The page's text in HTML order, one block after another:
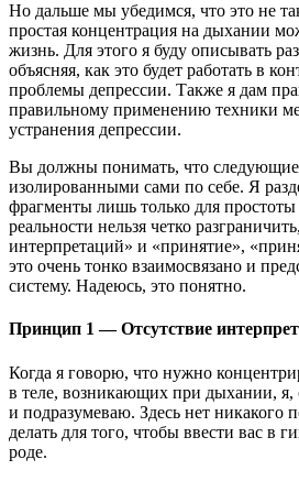
Но дальше мы убедимся, что это не
простая концентрация на дыхании
жизнь. Для этого я буду описывать
объясняя, как это будет работать в
проблемы депрессии. Также я дам
правильному применению техники
устранения депрессии.
Вы должны понимать, что следующие
изолированными сами по себе. Я
фрагменты лишь только для
реальности нельзя четко
интерпретаций» и «принятие»,
это очень тонко взаимосвязано и
систему. Надеюсь, это понятно.
Принцип 1 — Отсутствие
Когда я говорю, что нужно
в теле, возникающих при дыхании, я,
и подразумеваю. Здесь нет никакого
делать для того, чтобы ввести вас в
роде.